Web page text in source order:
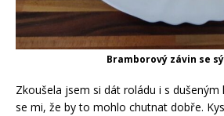
Bramborový závin se
Zkoušela jsem si dát roládu i s dušeným
se mi, že by to mohlo chutnat dobře.